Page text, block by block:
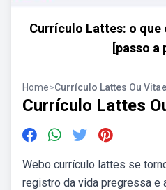
Currículo Lattes: o que
[passo a
Home>Currículo Lattes Ou Vitae
Currículo Lattes
Webo currículo lattes se
registro da vida pregressa e